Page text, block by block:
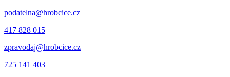
podatelna@hrobcice.cz
417 828 015
zpravodaj@hrobcice.cz
725 141 403